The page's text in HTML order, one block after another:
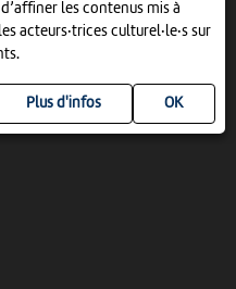
les contenus mis à
acteurs·trices culturel·le·s sur
Plus d'infos